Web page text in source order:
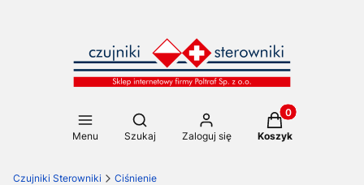
Menu
Otwórz wyszukiwarkę
Szukaj Zaloguj się
Produkty w
Koszyk
Czujniki Sterowniki Ciśnienie